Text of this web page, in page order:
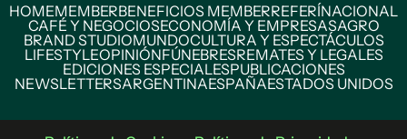
HOMEMEMBERBENEFICIOS MEMBERREFERÍNACIONAL
CAFÉ Y NEGOCIOSECONOMÍA Y EMPRESASAGRO
BRAND STUDIOMUNDOCULTURA Y ESPECTÁCULOS
LIFESTYLEOPINIÓNFÚNEBRESREMATES Y LEGALES
EDICIONES ESPECIALESPUBLICACIONES
NEWSLETTERSARGENTINAESPAÑAESTADOS UNIDOS